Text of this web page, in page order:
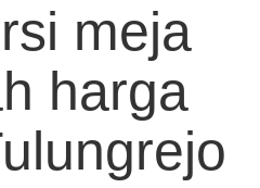
meja
harga